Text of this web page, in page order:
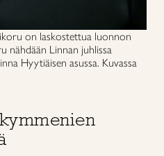
on laskostettua luonnon
nähdään Linnan juhlissa
Hyytiäisen asussa. Kuvassa